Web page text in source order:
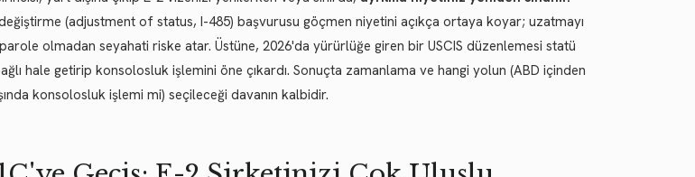
(adjustment of status, I-485) başvurusu göçmen niyetini açıkça ortaya koyar; uzatmayı
olmadan seyahati riske atar. Üstüne, 2026'da yürürlüğe giren bir USCIS düzenlemesi statü
hale getirip konsolosluk işlemini öne çıkardı. Sonuçta zamanlama ve hangi yolun (ABD içinden
konsolosluk işlemi mi) seçileceği davanın kalbidir.